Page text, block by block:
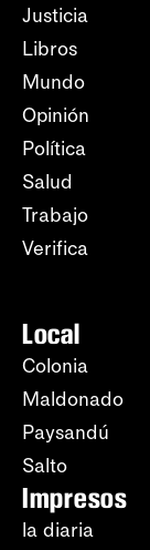
Justicia
Libros
Mundo
Opinión
Política
Salud
Trabajo
Verifica
Local
Colonia
Maldonado
Paysandú
Salto
Impresos
la diaria